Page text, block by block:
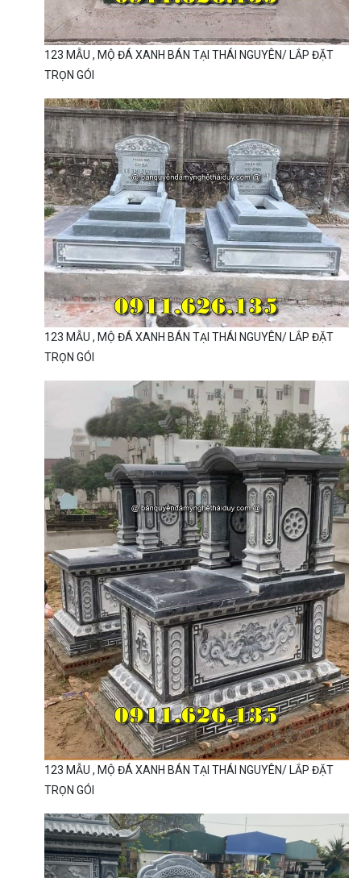
123 MẪU , MỘ ĐÁ XANH BÁN TẠI THÁI NGUYÊN/ LẮP ĐẶT
TRỌN GÓI
123 MẪU , MỘ ĐÁ XANH BÁN TẠI THÁI NGUYÊN/ LẮP ĐẶT
TRỌN GÓI
123 MẪU , MỘ ĐÁ XANH BÁN TẠI THÁI NGUYÊN/ LẮP ĐẶT
TRỌN GÓI